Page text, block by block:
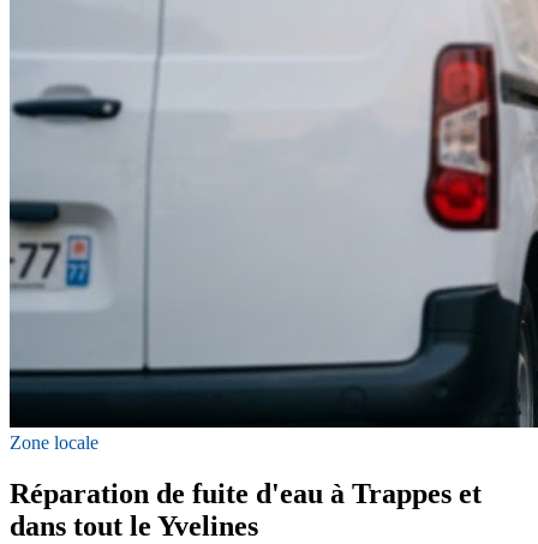
Zone locale
Réparation de fuite d'eau à Trappes et
dans tout le Yvelines